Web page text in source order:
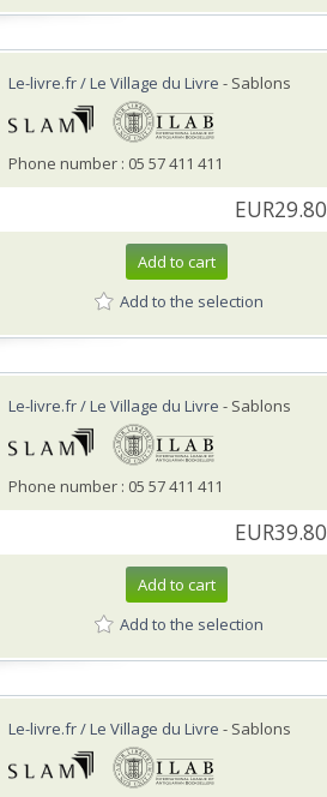
Le-livre.fr / Le Village du Livre - Sablons
Phone number : 05 57 411 411
EUR29.80
Add to cart
Add to the selection
Le-livre.fr / Le Village du Livre - Sablons
Phone number : 05 57 411 411
EUR39.80
Add to cart
Add to the selection
Le-livre.fr / Le Village du Livre - Sablons